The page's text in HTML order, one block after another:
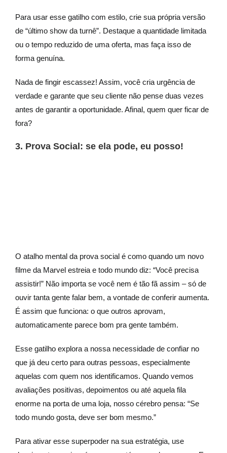
Para usar esse gatilho com estilo, crie sua própria versão
de “último show da turnê”. Destaque a quantidade limitada
ou o tempo reduzido de uma oferta, mas faça isso de
forma genuína.
Nada de fingir escassez! Assim, você cria urgência de
verdade e garante que seu cliente não pense duas vezes
antes de garantir a oportunidade. Afinal, quem quer ficar de
fora?
3. Prova Social: se ela pode, eu posso!
O atalho mental da prova social é como quando um novo
filme da Marvel estreia e todo mundo diz: “Você precisa
assistir!” Não importa se você nem é tão fã assim – só de
ouvir tanta gente falar bem, a vontade de conferir aumenta.
É assim que funciona: o que outros aprovam,
automaticamente parece bom pra gente também.
Esse gatilho explora a nossa necessidade de confiar no
que já deu certo para outras pessoas, especialmente
aquelas com quem nos identificamos. Quando vemos
avaliações positivas, depoimentos ou até aquela fila
enorme na porta de uma loja, nosso cérebro pensa: “Se
todo mundo gosta, deve ser bom mesmo.”
Para ativar esse superpoder na sua estratégia, use